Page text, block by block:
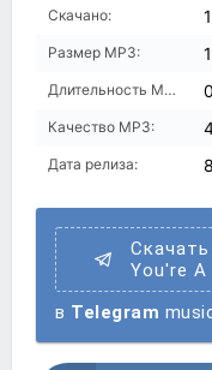
Скачано:
Размер MP3:
Длительность MP3:
Качество MP3:
Дата релиза:
You're A
в Telegram